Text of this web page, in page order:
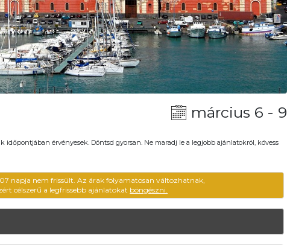
március 6 - 9
időpontjában érvényesek. Döntsd gyorsan. Ne maradj le a legjobb ajánlatokról, kövess
napja nem frissült. Az árak folyamatosan változhatnak,
célszerű a legfrissebb ajánlatokat böngészni.